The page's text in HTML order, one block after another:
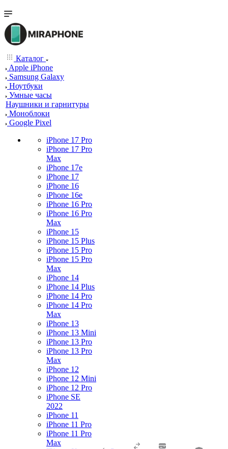
Каталог
Apple iPhone
Samsung Galaxy
Ноутбуки
Умные часы
Наушники и гарнитуры
Моноблоки
Google Pixel
iPhone 17 Pro
iPhone 17 Pro
Max
iPhone 17e
iPhone 17
iPhone 16
iPhone 16e
iPhone 16 Pro
iPhone 16 Pro
Max
iPhone 15
iPhone 15 Plus
iPhone 15 Pro
iPhone 15 Pro
Max
iPhone 14
iPhone 14 Plus
iPhone 14 Pro
iPhone 14 Pro
Max
iPhone 13
iPhone 13 Mini
iPhone 13 Pro
iPhone 13 Pro
Max
iPhone 12
iPhone 12 Mini
iPhone 12 Pro
iPhone SE
2022
iPhone 11
iPhone 11 Pro
iPhone 11 Pro
Max